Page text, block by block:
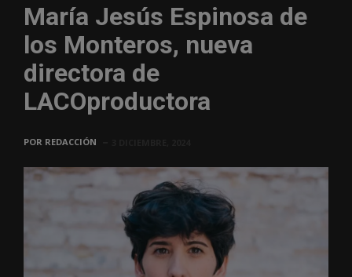
María Jesús Espinosa de
los Monteros, nueva
directora de
LACOproductora
POR REDACCIÓN